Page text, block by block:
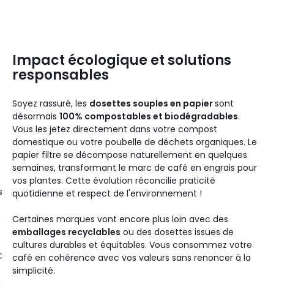
Impact écologique et solutions
responsables
Soyez rassuré, les dosettes souples en papiersont
désormais 100% compostables et biodégradables.
Vous les jetez directement dans votre compost
domestique ou votre poubelle de déchets organiques. Le
papier filtre se décompose naturellement en quelques
semaines, transformant le marc de café en engrais pour
vos plantes. Cette évolution réconcilie praticité
quotidienne et respect de l'environnement !
Certaines marques vont encore plus loin avec des
emballages recyclables ou des dosettes issues de
cultures durables et équitables. Vous consommez votre
café en cohérence avec vos valeurs sans renoncer à la
simplicité.